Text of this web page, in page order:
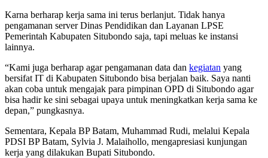
Karna berharap kerja sama ini terus berlanjut. Tidak hanya
pengamanan server Dinas Pendidikan dan Layanan LPSE
Pemerintah Kabupaten Situbondo saja, tapi meluas ke instansi
lainnya.
“Kami juga berharap agar pengamanan data dan kegiatan yang
bersifat IT di Kabupaten Situbondo bisa berjalan baik. Saya nanti
akan coba untuk mengajak para pimpinan OPD di Situbondo agar
bisa hadir ke sini sebagai upaya untuk meningkatkan kerja sama ke
depan,” pungkasnya.
Sementara, Kepala BP Batam, Muhammad Rudi, melalui Kepala
PDSI BP Batam, Sylvia J. Malaihollo, mengapresiasi kunjungan
kerja yang dilakukan Bupati Situbondo.